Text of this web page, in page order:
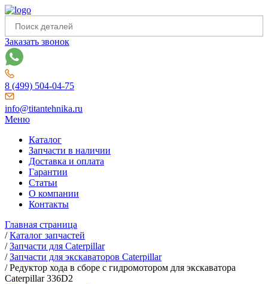
Заказать звонок
8 (499) 504-04-75
info@titantehnika.ru
Меню
Каталог
Запчасти в наличии
Доставка и оплата
Гарантии
Статьи
О компании
Контакты
Главная страница
/Каталог запчастей
/Запчасти для Caterpillar
/Запчасти для экскаваторов Caterpillar
/Редуктор хода в сборе с гидромотором для экскаватора
Caterpillar 336D2